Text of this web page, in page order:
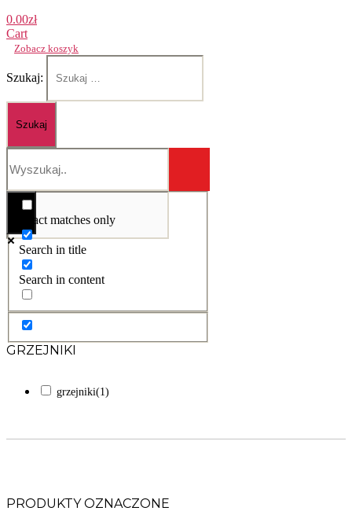
0.00zł
Cart
Zobacz koszyk
Szukaj:
Exact matches only
Search in title
Search in content
GRZEJNIKI
grzejniki(1)
PRODUKTY OZNACZONE